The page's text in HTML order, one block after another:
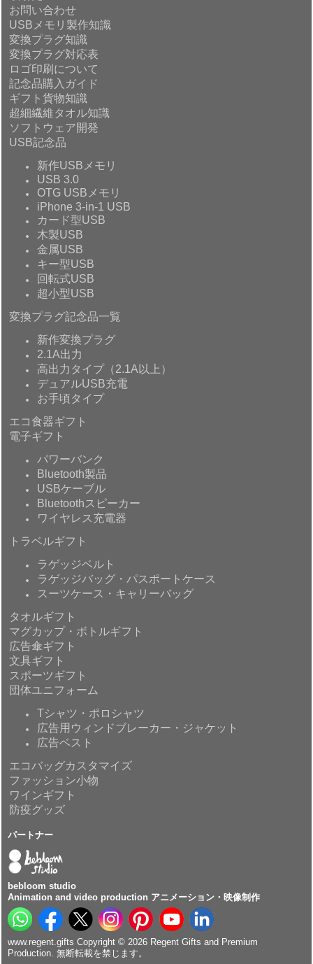
お問い合わせ
USBメモリ製作知識
変換プラグ知識
変換プラグ対応表
ロゴ印刷について
記念品購入ガイド
ギフト貨物知識
超細繊維タオル知識
ソフトウェア開発
USB記念品
新作USBメモリ
USB 3.0
OTG USBメモリ
iPhone 3-in-1 USB
カード型USB
木製USB
金属USB
キー型USB
回転式USB
超小型USB
変換プラグ記念品一覧
新作変換プラグ
2.1A出力
高出力タイプ（2.1A以上）
デュアルUSB充電
お手頃タイプ
エコ食器ギフト
電子ギフト
パワーバンク
Bluetooth製品
USBケーブル
Bluetoothスピーカー
ワイヤレス充電器
トラベルギフト
ラゲッジベルト
ラゲッジバッグ・パスポートケース
スーツケース・キャリーバッグ
タオルギフト
マグカップ・ボトルギフト
広告傘ギフト
文具ギフト
スポーツギフト
団体ユニフォーム
Tシャツ・ポロシャツ
広告用ウィンドブレーカー・ジャケット
広告ベスト
エコバッグカスタマイズ
ファッション小物
ワインギフト
防疫グッズ
パートナー
bebloom studio
Animation and video production アニメーション・映像制作
www.regent.gifts Copyright © 2026 Regent Gifts and Premium
Production. 無断転載を禁じます。